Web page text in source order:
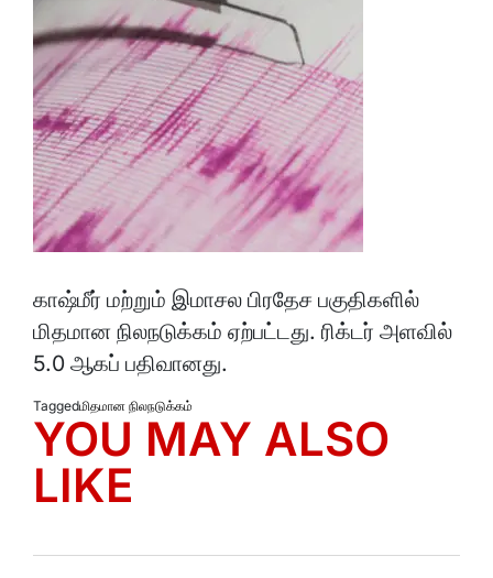
காஷ்மீர் மற்றும் இமாசல பிரதேச பகுதிகளில்
மிதமான நிலநடுக்கம் ஏற்பட்டது. ரிக்டர் அளவில்
5.0 ஆகப் பதிவானது.
Taggedமிதமான நிலநடுக்கம்
YOU MAY ALSO
LIKE